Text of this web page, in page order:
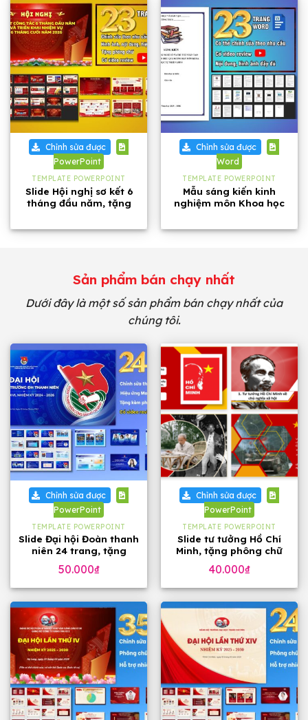
Chỉnh sửa được
PowerPoint
TEMPLATE POWERPOINT
Slide Hội nghị sơ kết 6
tháng đầu năm, tặng
Chỉnh sửa được
Word
TEMPLATE POWERPOINT
Mẫu sáng kiến kinh
nghiệm môn Khoa học
Sản phẩm bán chạy nhất
Dưới đây là một số sản phẩm bán chạy nhất của
chúng tôi.
Chỉnh sửa được
PowerPoint
TEMPLATE POWERPOINT
Slide Đại hội Đoàn thanh
niên 24 trang, tặng
50.000₫
Chỉnh sửa được
PowerPoint
TEMPLATE POWERPOINT
Slide tư tưởng Hồ Chí
Minh, tặng phông chữ
40.000₫